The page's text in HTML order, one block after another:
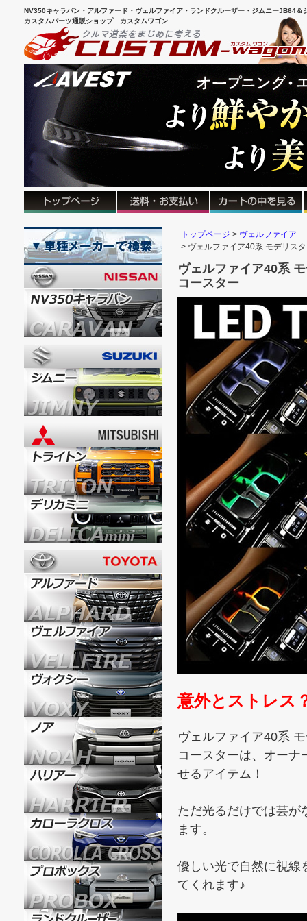
NV350キャラバン・アルファード・ヴェルファイア・ランドクルーザー・ジムニーJB64
カスタムパーツ通販ショップ カスタムワゴン
トップページ
ヴェルファイア
ヴェルファイア40系 モデリス
ヴェルファイア40系
コースター
意外とストレス
ヴェルファイア40系
コースターは、オーナ
せるアイテム！
ただ光るだけでは芸が
ます。
優しい光で自然に視線
てくれます♪